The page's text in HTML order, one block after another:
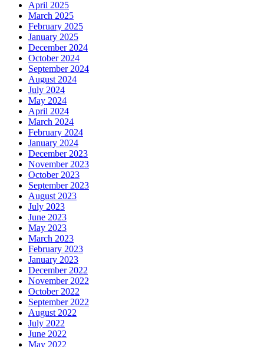
April 2025
March 2025
February 2025
January 2025
December 2024
October 2024
September 2024
August 2024
July 2024
May 2024
April 2024
March 2024
February 2024
January 2024
December 2023
November 2023
October 2023
September 2023
August 2023
July 2023
June 2023
May 2023
March 2023
February 2023
January 2023
December 2022
November 2022
October 2022
September 2022
August 2022
July 2022
June 2022
May 2022